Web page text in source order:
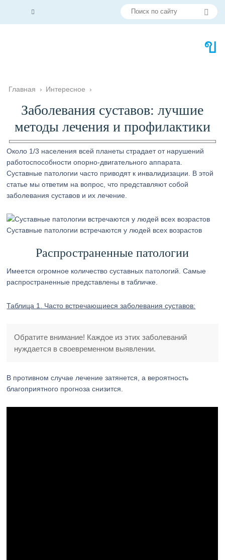
Главная › Интересное ›
Заболевания суставов: лучшие
методы лечения и профилактики
Около 1/3 населения всей планеты страдает от нарушений
работоспособности опорно-двигательного аппарата.
Суставные патологии часто приводят к инвалидизации. В этой
статье мы ответим на вопрос, что представляют собой
заболевания суставов и их лечение.
Суставные патологии встречаются у людей всех возрастов
Распространенные патологии
Имеется огромное количество суставных патологий. Самые
распространенные представлены в табличке.
Таблица 1. Часто встречающиеся заболевания суставов:
Обратите внимание! Каждое из этих заболеваний
нуждается в своевременном выявлении.
В противном случае лечение затянется, а вероятность
благоприятного прогноза снизится.